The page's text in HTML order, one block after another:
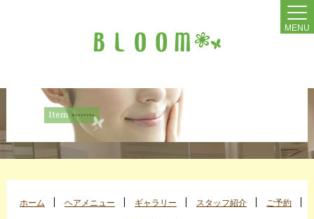
MENU
ホーム ヘアメニュー ギャラリー スタッフ紹介 ご予約